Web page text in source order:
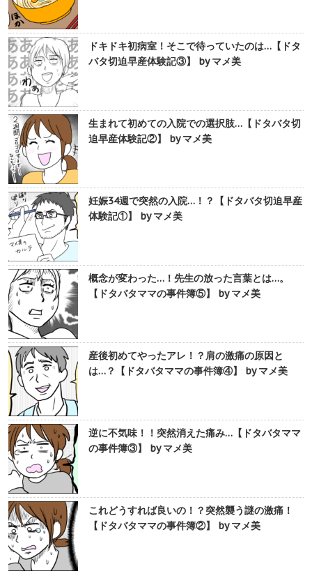
ドキドキ初病室！そこで待っていたのは…【ドタ
バタ切迫早産体験記③】 by マメ美
生まれて初めての入院での選択肢…【ドタバタ切
迫早産体験記②】 by マメ美
妊娠34週で突然の入院…！？【ドタバタ切迫早産
体験記①】 by マメ美
概念が変わった…！先生の放った言葉とは…。
【ドタバタママの事件簿⑤】 by マメ美
産後初めてやったアレ！？肩の激痛の原因と
は…？【ドタバタママの事件簿④】 by マメ美
逆に不気味！！突然消えた痛み…【ドタバタママ
の事件簿③】 by マメ美
これどうすれば良いの！？突然襲う謎の激痛！
【ドタバタママの事件簿②】 by マメ美